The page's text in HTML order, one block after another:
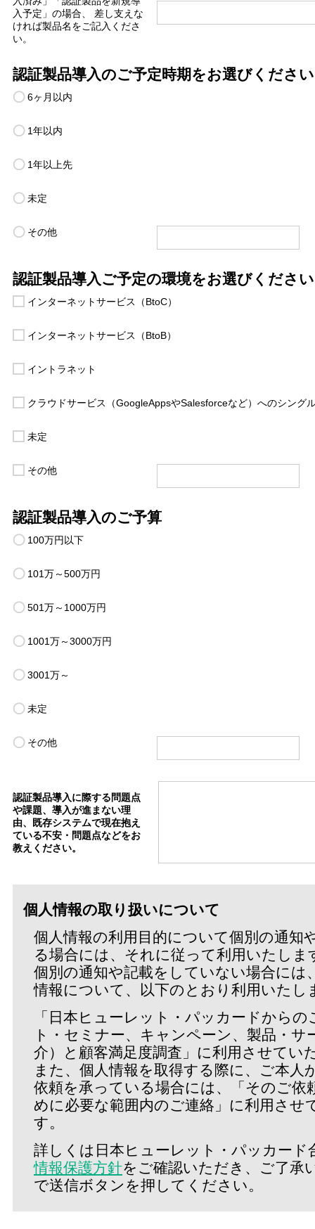
入予定」の場合、 差し支えな
ければ製品名をご記入くださ
い。
認証製品導入のご予定時期をお選びくださ
6ヶ月以内
1年以内
1年以上先
未定
その他
認証製品導入ご予定の環境をお選びくださ
インターネットサービス（BtoC）
インターネットサービス（BtoB）
イントラネット
クラウドサービス（GoogleAppsやSalesforceなど）へのシング
未定
その他
認証製品導入のご予算
100万円以下
101万～500万円
501万～1000万円
1001万～3000万円
3001万～
未定
その他
認証製品導入に際する問題点
や課題、導入が進まない理
由、既存システムで現在抱え
ている不安・問題点などをお
教えください。
個人情報の取り扱いについて
個人情報の利用目的について個別の通知
る場合には、それに従って利用いたしま
個別の通知や記載をしていない場合には
情報について、以下のとおり利用いたし
「日本ヒューレット・パッカードから
ト・セミナー、キャンペーン、製品・サ
介）と顧客満足度調査」に利用させてい
また、個人情報を取得する際に、ご本人
依頼を承っている場合には、「そのご依
めに必要な範囲内のご連絡」に利用させ
す。
詳しくは日本ヒューレット・パッカード
情報保護方針をご確認いただき、ご了承
で送信ボタンを押してください。